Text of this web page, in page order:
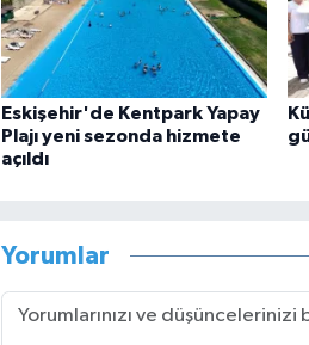
Eskişehir'de Kentpark Yapay
Plajı yeni sezonda hizmete
açıldı
Yorumlar